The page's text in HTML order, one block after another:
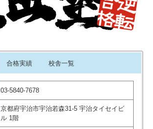
合格実績 校舎一覧
03-5840-7678
京都府宇治市宇治若森31-5 宇治タイセイビ
ル 1階